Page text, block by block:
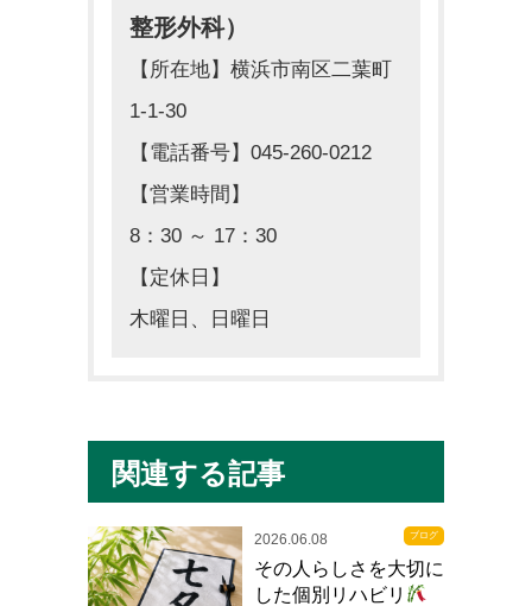
整形外科）
【所在地】横浜市南区二葉町
1-1-30
【電話番号】045-260-0212
【営業時間】
8：30 ～ 17：30
【定休日】
木曜日、日曜日
関連する記事
ブログ
2026.06.08
その人らしさを大切に
した個別リハビリ